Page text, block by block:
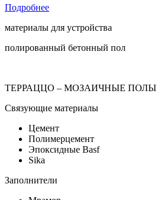
Подробнее
материалы для устройства
полированный бетонный пол
ТЕРРАЦЦО – МОЗАИЧНЫЕ ПОЛЫ
Связующие материалы
Цемент
Полимерцемент
Эпоксидные Basf
Sika
Заполнители